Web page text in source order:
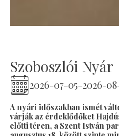
Szoboszlói Nyár
2026-07-05-2026-
A nyári időszakban ismét
várják az érdeklődőket
előtti téren, a Szent István